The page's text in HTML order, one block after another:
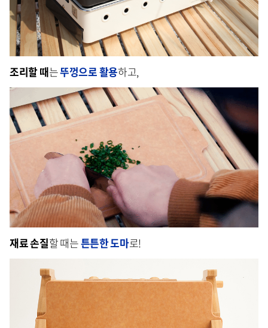
조리할 때는뚜껑으로 활용하고,
재료 손질할 때는튼튼한 도마로!